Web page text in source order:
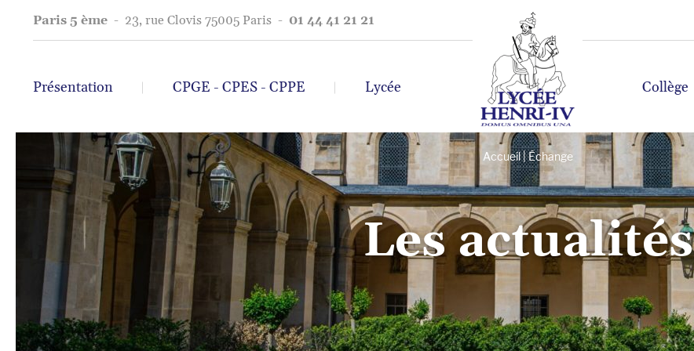
Paris 5 ème - 23, rue Clovis 75005 Paris - 01 44 41 21 21
Présentation CPGE - CPES - CPPE Lycée Collège
Accueil|Échange
Les actualités